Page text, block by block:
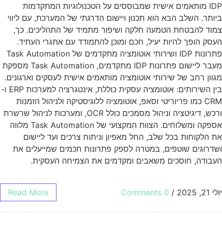
IDP מותאמים אישית שמבוססים על הטכנולוגיות המתקדמות
ביותר. השלב הבא הוא תכנון ויישום הדרגתי של המערכת, עם ליווי
צמוד להבטחת הטמעה חלקה ושיפור מתמיד של התהליכים. כך,
העסק הופך להיות יעיל, חכם ומוכן להתמודד עם אתגרי העתיד.
פתרונות IDP ושירותי אוטומציה מתקדמים של Task Automation
מעבר ליישום פתרונות IDP מתקדמים, Task Automation מספקת
מגוון רחב של שירותי אוטומציה מותאמים אישית לעסקים וארגונים.
בין השירותים: אוטומציה עסקית כוללת, אינטגרציה למערכות ERP ו-
CRM כמו פריוריטי וסאפ, אוטומציה ללוגיסטיקה ולניהול הזמנות
ורכש, דיגיטציה וניהול מסמכים כולל OCR, ומערכות לניהול שרשרת
אספקה ומשלוחים. הצוות המקצועי של Task Automation מלווה
את הלקוחות בכל שלב, החל מאפיון וניתוח צרכים ועד ליישום
ושדרוגים שוטפים, במטרה לספק פתרונות חכמים שמייעלים את
העבודה, חוסכים משאבים ומקדמים את הצמיחה העסקית.
יולי 21, 2025 /
0 Comments
Read More